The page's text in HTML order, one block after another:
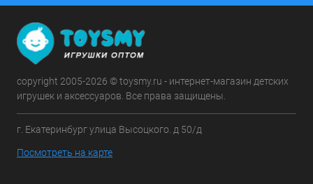
copyright 2005-2026 © toysmy.ru - интернет-магазин детских
игрушек и аксессуаров. Все права защищены.
г. Екатеринбург улица Высоцкого. д 50/д
Посмотреть на карте